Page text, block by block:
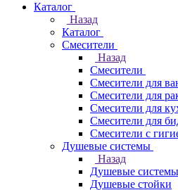
Каталог
Назад
Каталог
Смесители
Назад
Смесители
Смесители для
Смесители для
Смесители для
Смесители для
Смесители с
Душевые системы
Назад
Душевые системы
Душевые стойки